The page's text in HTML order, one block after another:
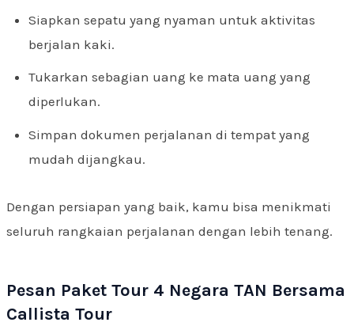
Siapkan sepatu yang nyaman untuk aktivitas
berjalan kaki.
Tukarkan sebagian uang ke mata uang yang
diperlukan.
Simpan dokumen perjalanan di tempat yang
mudah dijangkau.
Dengan persiapan yang baik, kamu bisa menikmati
seluruh rangkaian perjalanan dengan lebih tenang.
Pesan Paket Tour 4 Negara TAN Bersama
Callista Tour